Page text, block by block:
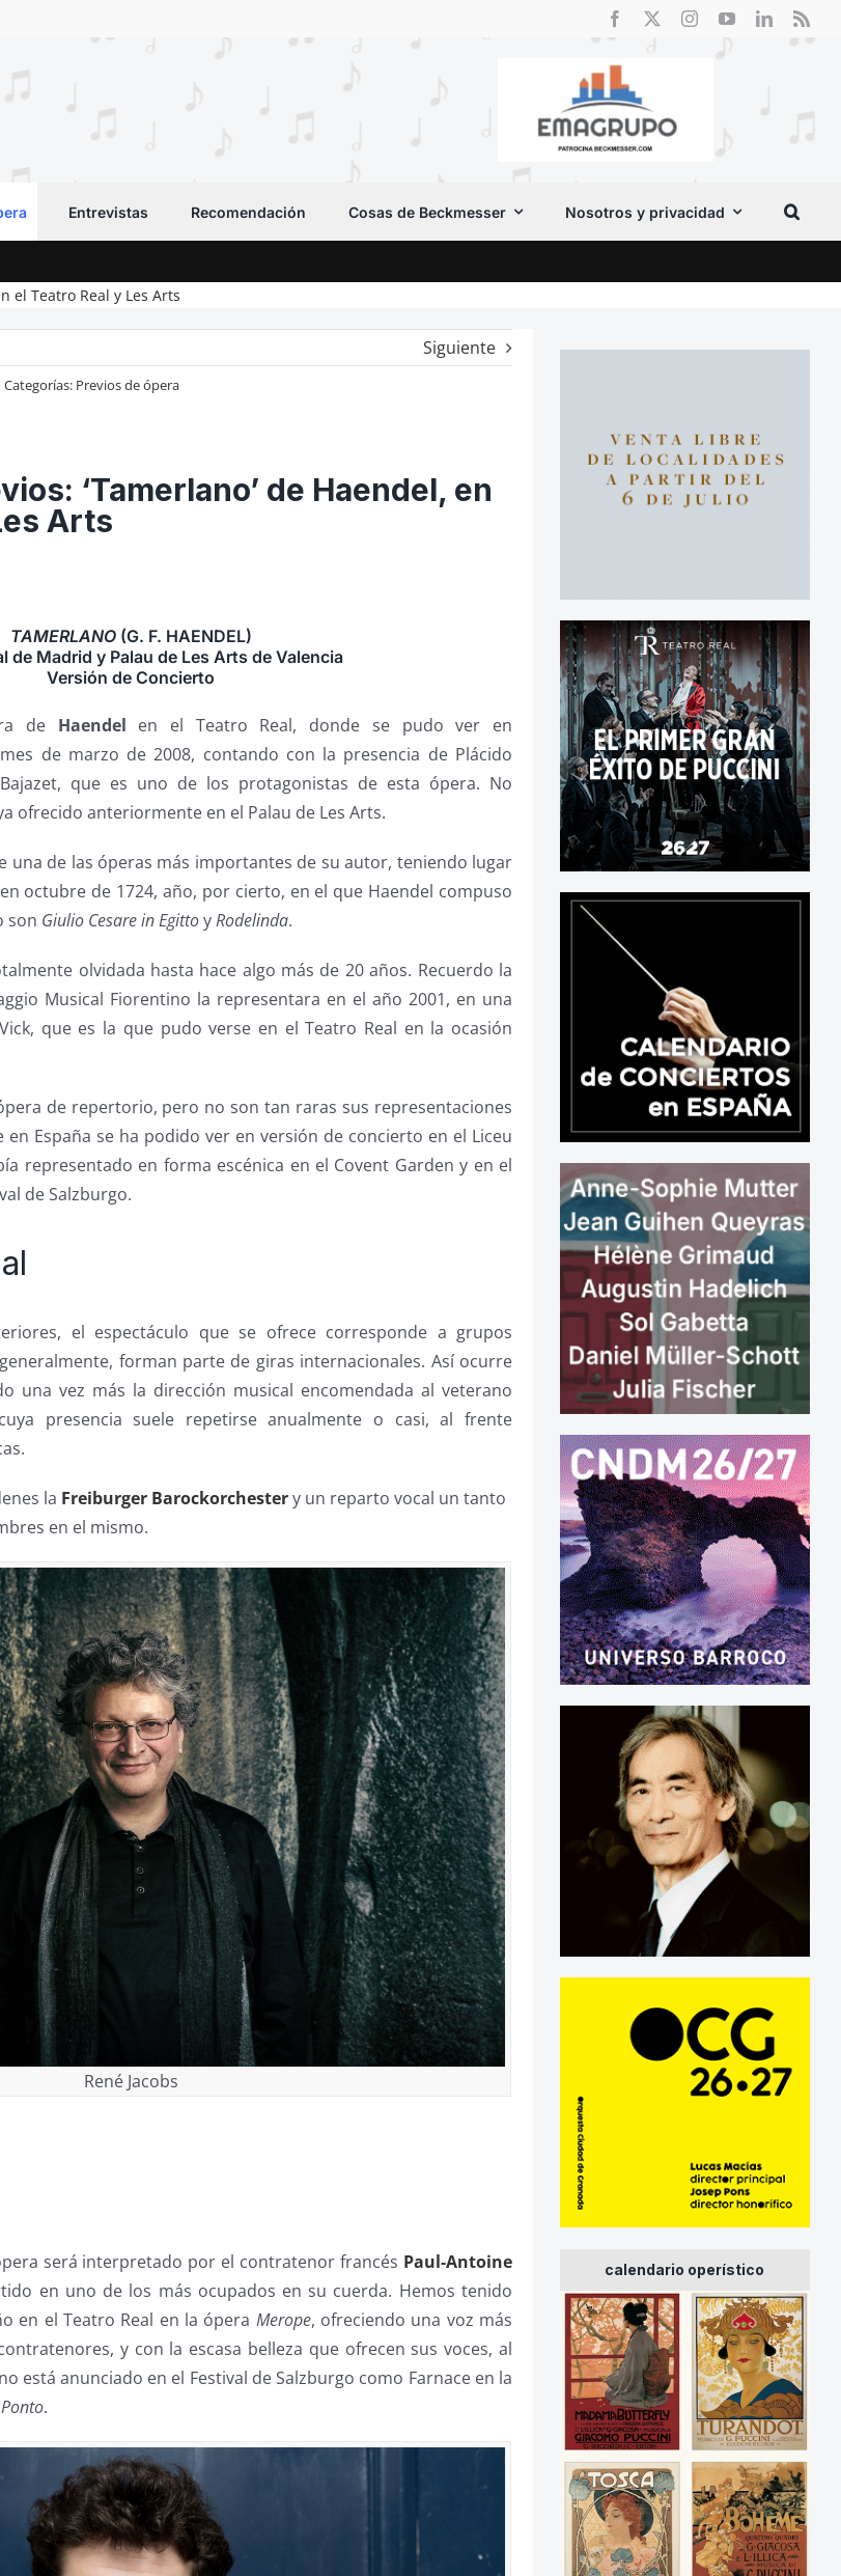
Entrevistas Recomendación Cosas de Beckmesser Nosotros y privacidad
el Teatro Real y Les Arts
Siguiente
Categorías: Previos de ópera
‘Tamerlano’ de Haendel, en
Arts
TAMERLANO(G. F. HAENDEL)
de Madrid y Palau de Les Arts de Valencia
Versión de Concierto
de Haendel en el Teatro Real, donde se pudo ver en
de marzo de 2008, contando con la presencia de Plácido
que es uno de los protagonistas de esta ópera. No
ofrecido anteriormente en el Palau de Les Arts.
una de las óperas más importantes de su autor, teniendo lugar
octubre de 1724, año, por cierto, en el que Haendel compuso
son Giulio Cesare in EgittoyRodelinda.
olvidada hasta hace algo más de 20 años. Recuerdo la
Musical Fiorentino la representara en el año 2001, en una
que es la que pudo verse en el Teatro Real en la ocasión
de repertorio, pero no son tan raras sus representaciones
en España se ha podido ver en versión de concierto en el Liceu
representado en forma escénica en el Covent Garden y en el
de Salzburgo.
el espectáculo que se ofrece corresponde a grupos
forman parte de giras internacionales. Así ocurre
una vez más la dirección musical encomendada al veterano
presencia suele repetirse anualmente o casi, al frente
la Freiburger Barockorchestery un reparto vocal un tanto
en el mismo.
René Jacobs
será interpretado por el contratenor francés Paul-Antoine
en uno de los más ocupados en su cuerda. Hemos tenido
en el Teatro Real en la ópera Merope, ofreciendo una voz más
y con la escasa belleza que ofrecen sus voces, al
está anunciado en el Festival de Salzburgo como Farnace en la
.
calendario operístico